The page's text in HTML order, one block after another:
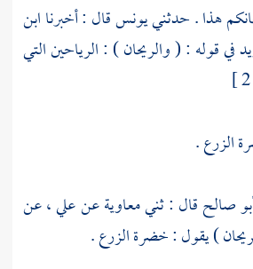
هذا . حدثنييونسقال : أخبرناابن
في قوله : ( والريحان ) : الرياحين التي
الزرع .
صالحقال : ثنيمعاويةعنعلي، عن
) يقول : خضرة الزرع .